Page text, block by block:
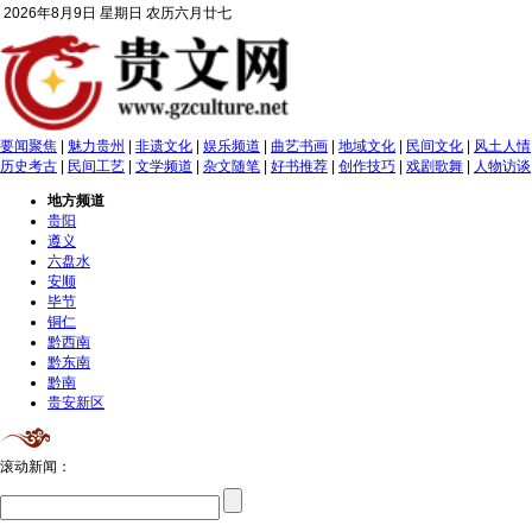
2026年8月9日 星期日 农历六月廿七
要闻聚焦 | 魅力贵州 | 非遗文化 | 娱乐频道 | 曲艺书画 | 地域文化 | 民间文化 | 风土人情
历史考古 | 民间工艺 | 文学频道 | 杂文随笔 | 好书推荐 | 创作技巧 | 戏剧歌舞 | 人物访谈
地方频道
贵阳
遵义
六盘水
安顺
毕节
铜仁
黔西南
黔东南
黔南
贵安新区
滚动新闻：